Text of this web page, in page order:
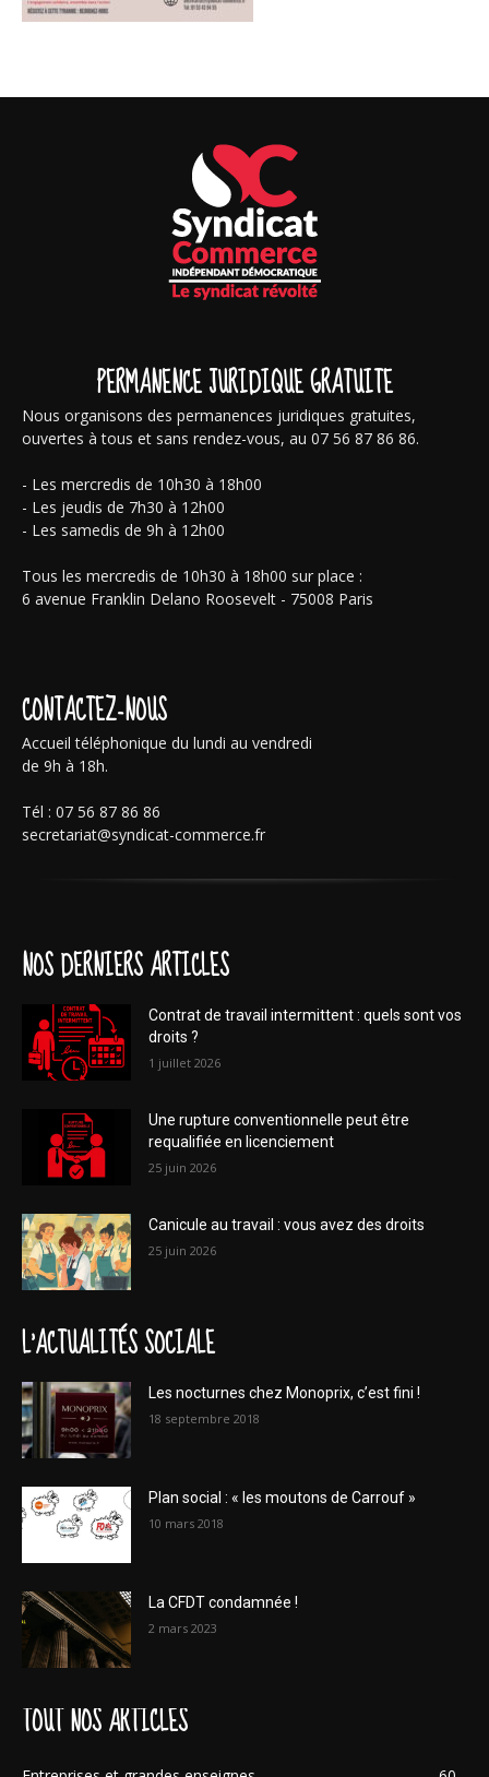
PERMANENCE JURIDIQUE GRATUITE
Nous organisons des permanences juridiques gratuites,
ouvertes à tous et sans rendez-vous, au 07 56 87 86 86.
- Les mercredis de 10h30 à 18h00
- Les jeudis de 7h30 à 12h00
- Les samedis de 9h à 12h00
Tous les mercredis de 10h30 à 18h00 sur place :
6 avenue Franklin Delano Roosevelt - 75008 Paris
CONTACTEZ-NOUS
Accueil téléphonique du lundi au vendredi
de 9h à 18h.
Tél : 07 56 87 86 86
secretariat@syndicat-commerce.fr
NOS DERNIERS ARTICLES
Contrat de travail intermittent : quels sont vos
droits ?
1 juillet 2026
Une rupture conventionnelle peut être
requalifiée en licenciement
25 juin 2026
Canicule au travail : vous avez des droits
25 juin 2026
L'ACTUALITÉS SOCIALE
Les nocturnes chez Monoprix, c’est fini !
18 septembre 2018
Plan social : « les moutons de Carrouf »
10 mars 2018
La CFDT condamnée !
2 mars 2023
TOUT NOS ARTICLES